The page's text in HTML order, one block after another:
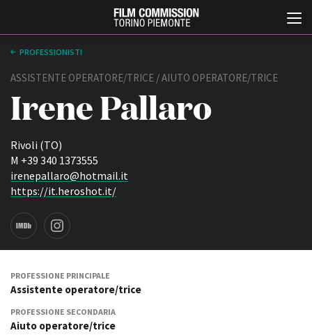
ABOUT
Chi siamo
Contatti
La sede
Partner
Rete regionale
PROFESSIONISTI
ASSISTENTE OPERATORE/TRICE / AIUTO OPERATORE/TRICE
Irene Pallaro
Rivoli (TO)
M +39 340 1373555
irenepallaro@hotmail.it
https://it.heroshot.it/
PROFESSIONE PRINCIPALE
Assistente operatore/trice
PROFESSIONE SECONDARIA
Aiuto operatore/trice